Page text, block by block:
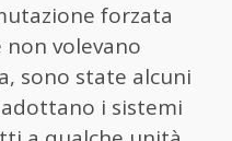
forzata
volevano
sono state alcuni
i sistemi